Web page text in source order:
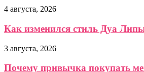
4 августа, 2026
Как изменился стиль Дуа
3 августа, 2026
Почему привычка покупать